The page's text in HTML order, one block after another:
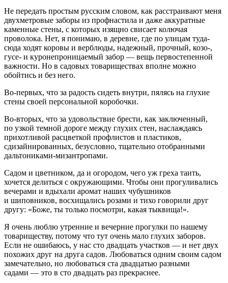
Не передать простым русским словом, как расстраивают меня
двухметровые заборы из профнастила и даже аккуратные
каменные стены, с которых изящно свисает колючая
проволока. Нет, я понимаю, в деревне, где по улицам туда-
сюда ходят коровы и верблюды, надежный, прочный, козо-,
гусе- и куронепроницаемый забор — вещь первостепенной
важности. Но в садовых товариществах вполне можно
обойтись и без него.
Во-первых, что за радость сидеть внутри, пялясь на глухие
стены своей персональной коробочки.
Во-вторых, что за удовольствие брести, как заключенный,
по узкой темной дороге между глухих стен, наслаждаясь
прихотливой расцветкой профлистов и пластиков,
сдизайнированных, безусловно, тщательно отобранными
дальтониками-мизантропами.
Садом и цветником, да и огородом, чего уж греха таить,
хочется делиться с окружающими. Чтобы они прогуливались
вечерами и вдыхали аромат наших чубушников
и шиповников, восхищались розами и тихо говорили друг
другу: «Боже, ты только посмотри, какая тыквища!».
Я очень люблю утренние и вечерние прогулки по нашему
товариществу, потому что тут очень мало глухих заборов.
Если не ошибаюсь, у нас сто двадцать участков — и нет двух
похожих друг на друга садов. Любоваться одним своим садом
замечательно, но любоваться ста двадцатью разными
садами — это в сто двадцать раз прекраснее.